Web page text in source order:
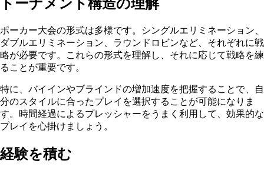
トーナメント構造の理解
ポーカー大会の形式は多様です。シングルエリミネーション、
ダブルエリミネーション、ラウンドロビンなど、それぞれに戦
略が必要です。これらの形式を理解し、それに応じて戦略を練
ることが重要です。
特に、バイインやブラインドの増加速度を把握することで、自
分のスタイルに合ったプレイを選択することが可能になりま
す。時間経過によるプレッシャーをうまく利用して、効果的な
プレイを心掛けましょう。
経験を積む